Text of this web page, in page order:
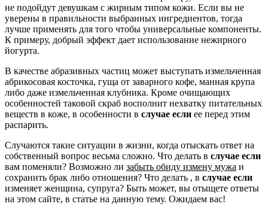
не подойдут девушкам с жирным типом кожи. Если вы не
уверены в правильности выбранных ингредиентов, тогда
лучше применять для того чтобы универсальные компоненты.
К примеру, добрый эффект дает использование нежирного
йогурта.
В качестве абразивных частиц может выступать измельченная
абрикосовая косточка, гуща от заварного кофе, манная крупа
либо даже измельченная клубника. Кроме очищающих
особенностей таковой скраб восполнит нехватку питательных
веществ в коже, в особенности в случае если ее перед этим
распарить.
Случаются такие ситуации в жизни, когда отыскать ответ на
собственный вопрос весьма сложно. Что делать в случае если
вам поменяли? Возможно ли забыть обиду измену мужа и
сохранить брак либо отношения? Что делать , в случае если
изменяет женщина, супруга? Быть может, вы отыщете ответы
на этом сайте, в статье на данную тему. Ожидаем вас!